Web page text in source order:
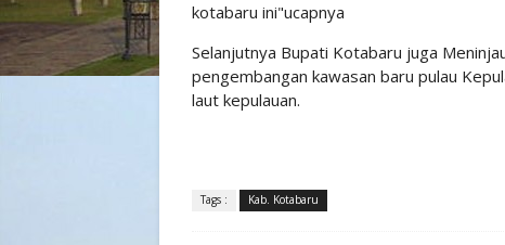
kotabaru ini"ucapnya
Selanjutnya Bupati Kotabaru juga
pengembangan kawasan baru pulau
laut kepulauan.
Tags : Kab. Kotabaru